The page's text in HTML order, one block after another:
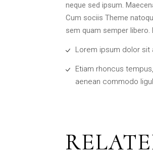
neque sed ipsum.
Cum sociis Theme
sem quam semper libero.
Lorem ipsum dolor
Etiam rhoncus
aenean commodo